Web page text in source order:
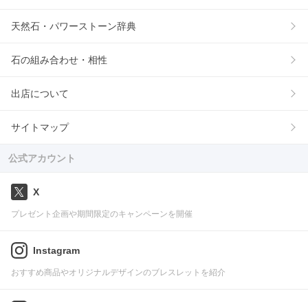
天然石・パワーストーン辞典
石の組み合わせ・相性
出店について
サイトマップ
公式アカウント
X
プレゼント企画や期間限定のキャンペーンを開催
Instagram
おすすめ商品やオリジナルデザインのブレスレットを紹介